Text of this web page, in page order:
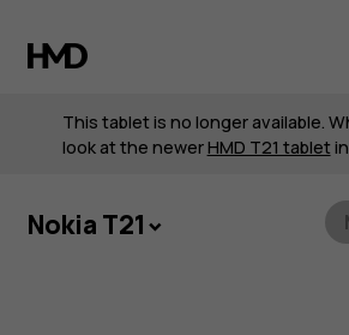
Nokia
T21This tablet is no longer available.
look at the newerHMD T21 tablet
Nokia T21